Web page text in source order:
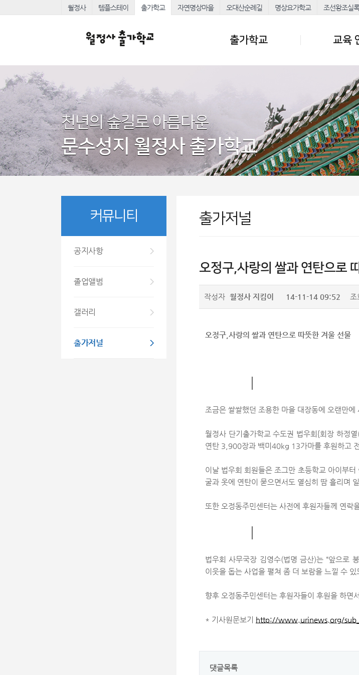
월정사 템플스테이 출가학교 자연명상마을 오대산순례길 명상요가학교 조선왕조실
출가학교 교육
천년의 숲길로 아름다운
문수성지 월정사 출가학교
커뮤니티
공지사항
졸업앨범
갤러리
출가저널
출가저널
오정구,사랑의 쌀과 연탄으로
작성자 월정사 지킴이 14-11-14 09:52 조
오정구,사랑의 쌀과 연탄으로 따뜻한 겨울 선물
조금은 쌀쌀했던 조용한 마을 대장동에 오랜만
월정사 단기출가학교 수도권 법우회 {회장 하정열
연탄 3,900장과 백미 40kg 13가마를 후원하고
이날 법우회 회원들은 조그만 초등학교 아이부터
굴과 옷에 연탄이 묻으면서도 열심히 땀 흘리며
또한 오정동주민센터는 사전에 후원자들께 연락
법우회 사무국장 김영수(법명 금산)는 “앞으로
이웃을 돕는 사업을 펼쳐 좀 더 보람을 느낄 수 있
향후 오정동주민센터는 후원자들이 후원을 하면
* 기사원문보기 http://www.urinews.org/
댓글목록